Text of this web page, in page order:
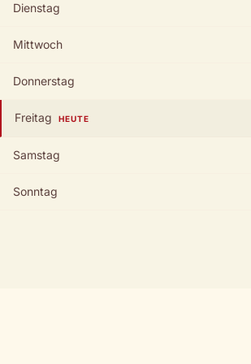
Dienstag
Mittwoch
Donnerstag
Freitag HEUTE
Samstag
Sonntag